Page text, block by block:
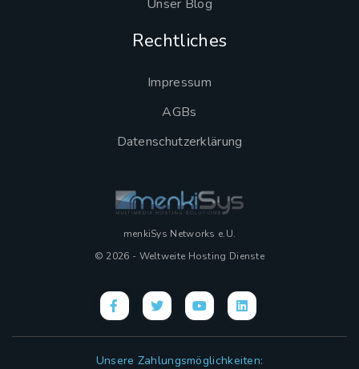
Unser Blog
Rechtliches
Impressum
AGBs
Datenschutzerklärung
menkiSys Networks e.U.
© 2026 - Weltweite Hosting Dienste
Unsere Zahlungsmöglichkeiten: